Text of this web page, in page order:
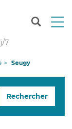
T
n
g
7
Seugy
Rechercher